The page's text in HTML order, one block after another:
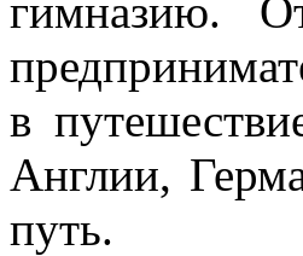
гимназию.
в
Англии,
путь.